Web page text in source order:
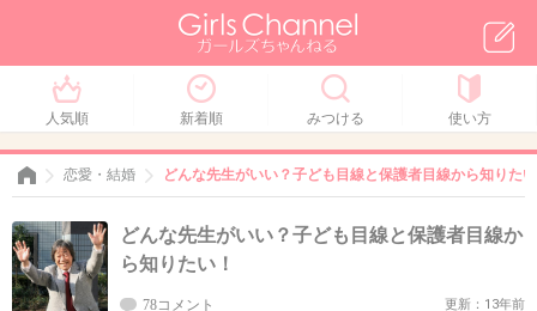
人気順 新着順 みつける 使い方
恋愛・結婚 どんな先生がいい？子ども目線と保護者目線から知りた
どんな先生がいい？子ども目線と保護者目線か
ら知りたい！
78コメント 更新：13年前